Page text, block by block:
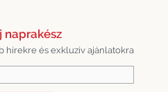
naprakész
hírekre és exkluzív ajánlatokra